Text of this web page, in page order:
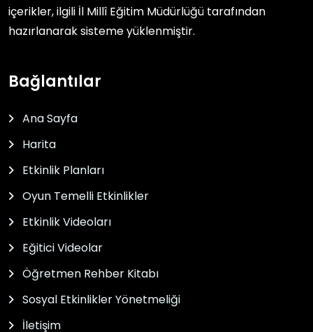
içerikler, ilgili İl Millî Eğitim Müdürlüğü tarafından
hazırlanarak sisteme yüklenmiştir.
Bağlantılar
Ana Sayfa
Harita
Etkinlik Planları
Oyun Temelli Etkinlikler
Etkinlik Videoları
Eğitici Videolar
Öğretmen Rehber Kitabı
Sosyal Etkinlikler Yönetmeliği
İletişim